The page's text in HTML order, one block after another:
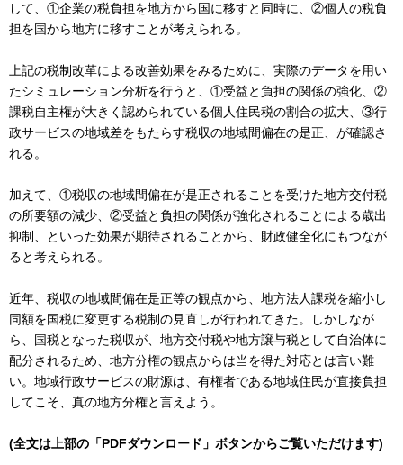
して、①企業の税負担を地方から国に移すと同時に、②個人の税負
担を国から地方に移すことが考えられる。
上記の税制改革による改善効果をみるために、実際のデータを用い
たシミュレーション分析を行うと、①受益と負担の関係の強化、②
課税自主権が大きく認められている個人住民税の割合の拡大、③行
政サービスの地域差をもたらす税収の地域間偏在の是正、が確認さ
れる。
加えて、①税収の地域間偏在が是正されることを受けた地方交付税
の所要額の減少、②受益と負担の関係が強化されることによる歳出
抑制、といった効果が期待されることから、財政健全化にもつなが
ると考えられる。
近年、税収の地域間偏在是正等の観点から、地方法人課税を縮小し
同額を国税に変更する税制の見直しが行われてきた。しかしなが
ら、国税となった税収が、地方交付税や地方譲与税として自治体に
配分されるため、地方分権の観点からは当を得た対応とは言い難
い。地域行政サービスの財源は、有権者である地域住民が直接負担
してこそ、真の地方分権と言えよう。
(全文は上部の「PDFダウンロード」ボタンからご覧いただけます)